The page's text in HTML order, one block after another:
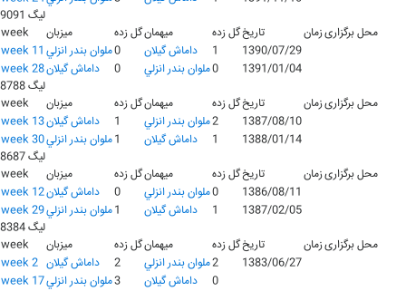
لیگ 9091
week
میزبان گل زدهمیهمان گل زدهتاریخ زمانمحل برگزاری
week 11 ملوان بندر انزلي0 داماش گيلان 1
1390/07/29
week 28داماش گيلان 0 ملوان بندر انزلي0
1391/01/04
لیگ 8788
week
میزبان گل زدهمیهمان گل زدهتاریخ زمانمحل برگزاری
week 13داماش گيلان 1 ملوان بندر انزلي2
1387/08/10
week 30ملوان بندر انزلي1 داماش گيلان 1
1388/01/14
لیگ 8687
week
میزبان گل زدهمیهمان گل زدهتاریخ زمانمحل برگزاری
week 12داماش گيلان 0 ملوان بندر انزلي0
1386/08/11
week 29ملوان بندر انزلي1 داماش گيلان 1
1387/02/05
لیگ 8384
week
میزبان گل زدهمیهمان گل زدهتاریخ زمانمحل برگزاری
week 2 داماش گيلان 2 ملوان بندر انزلي2
1383/06/27
week 17ملوان بندر انزلي3 داماش گيلان 0